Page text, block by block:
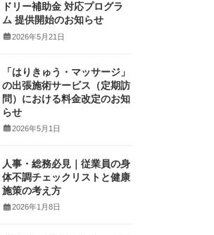
ドリー補助金 対応プログラ
ム 提供開始のお知らせ
2026年5月21日
「はりきゅう・マッサージ」
の出張施術サービス（定期訪
問）における料金改定のお知
らせ
2026年5月1日
人事・総務必見｜従業員の身
体不調チェックリストと健康
施策の考え方
2026年1月8日